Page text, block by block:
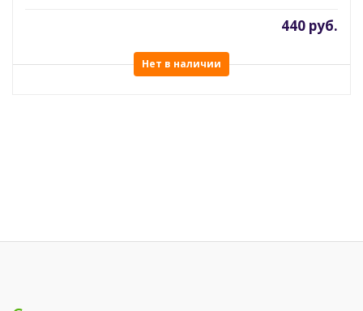
440 руб.
Нет в наличии